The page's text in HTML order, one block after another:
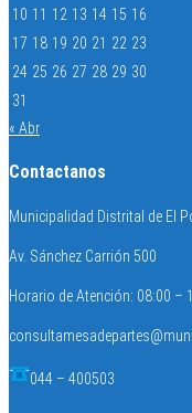
10 11 12 13 14 15 16
17 18 19 20 21 22 23
24 25 26 27 28 29 30
31
« Abr
Contactanos
Municipalidad Distrital de El
Av. Sánchez Carrión 500
Horario de Atención: 08:00 –
044 – 400503